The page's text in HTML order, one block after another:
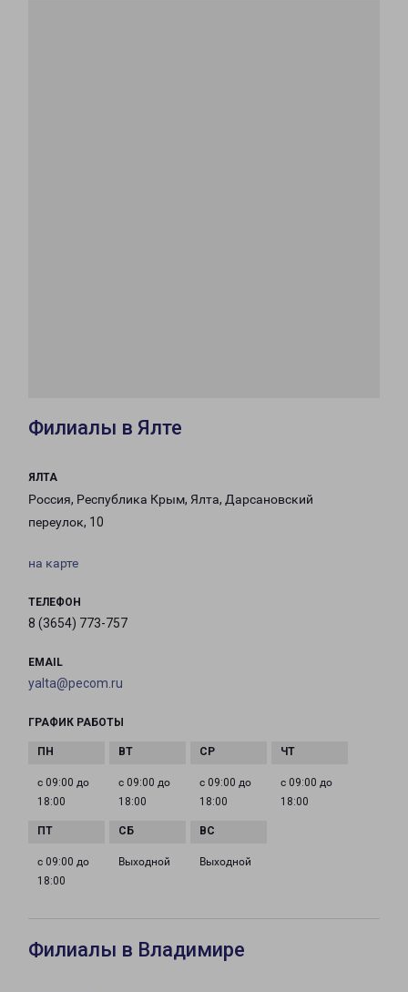
Филиалы в Ялте
ЯЛТА
Россия, Республика Крым, Ялта, Дарсановский
переулок, 10
на карте
ТЕЛЕФОН
8 (3654) 773-757
EMAIL
yalta@pecom.ru
ГРАФИК РАБОТЫ
с 09:00 до
18:00
с 09:00 до
18:00
с 09:00 до
18:00
с 09:00 до
18:00
с 09:00 до
18:00
Выходной Выходной
Филиалы в Владимире